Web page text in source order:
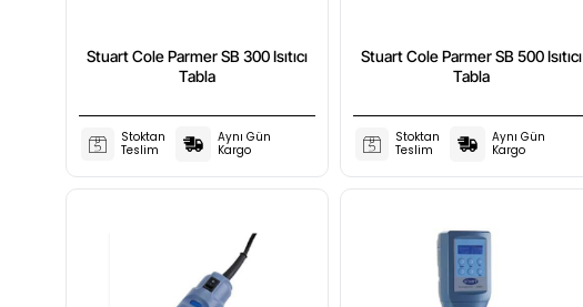
Stuart Cole Parmer SB 300 Isıtıcı
Tabla
Stoktan
Teslim
Aynı Gün
Kargo
Stuart Cole Parmer SB 500 Isıtıcı
Tabla
Stoktan
Teslim
Aynı Gün
Kargo